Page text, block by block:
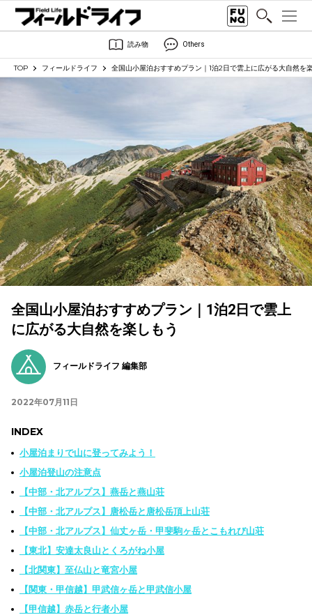
読み物 Others
TOP フィールドライフ 全国山小屋泊おすすめプラン｜1泊2日で雲上に広がる大自然を
全国山小屋泊おすすめプラン｜1泊2日で雲上
に広がる大自然を楽しもう
フィールドライフ 編集部
2022年07月11日
INDEX
小屋泊まりで山に登ってみよう！
小屋泊登山の注意点
【中部・北アルプス】燕岳と燕山荘
【中部・北アルプス】唐松岳と唐松岳頂上山荘
【中部・北アルプス】仙丈ヶ岳・甲斐駒ヶ岳とこもれび山荘
【東北】安達太良山とくろがね小屋
【北関東】至仏山と竜宮小屋
【関東・甲信越】甲武信ヶ岳と甲武信小屋
【甲信越】赤岳と行者小屋